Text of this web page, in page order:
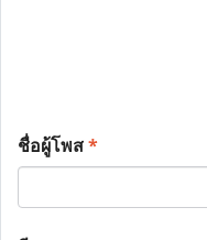
ชื่อผู้โพส*